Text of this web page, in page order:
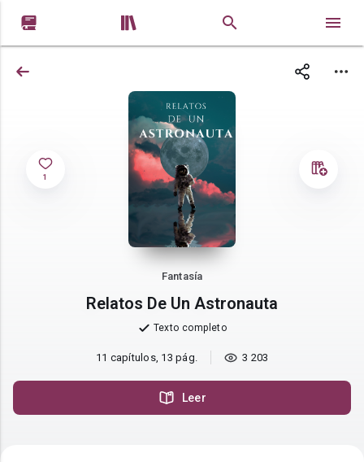
 
1
Fantasía
Relatos De Un Astronauta
Texto completo
11 capítulos, 13 pág. 3 203
Leer